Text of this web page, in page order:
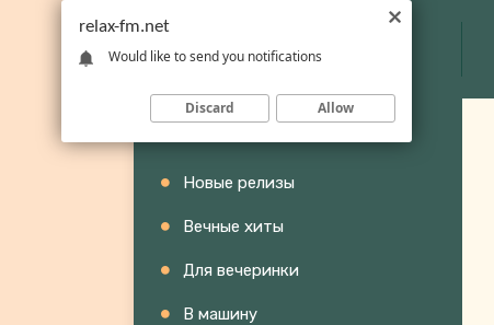
Новые релизы
Вечные хиты
Для вечеринки
В машину
relax-fm.net
Would like to send you notifications
Discard Allow